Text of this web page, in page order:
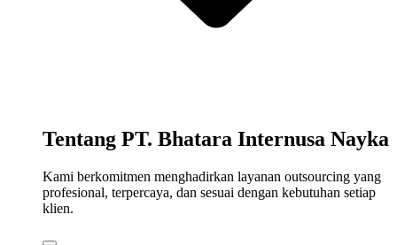
Tentang PT. Bhatara Internusa Nayka
Kami berkomitmen menghadirkan layanan outsourcing yang
profesional, terpercaya, dan sesuai dengan kebutuhan setiap
klien.